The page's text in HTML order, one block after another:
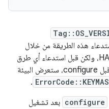
هذه الطريقة من خلال
برامج keymaster2 بعد فتح طبقة HAL، ولكن قبل استدعاء أي طرق
أخرى. إذا تم استدعاء أي طريقة أخرى قبل configure، ستعرض البيئة
.
configure بعد تشغيل